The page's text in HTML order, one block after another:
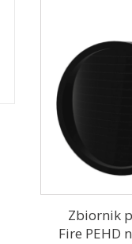
Zbiornik
Fire PEHD